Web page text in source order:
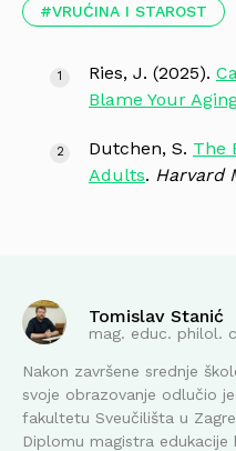
VRUĆINA I STAROST
Ries, J. (2025).
Blame Your
Dutchen, S. The
Adults. Harvard
Tomislav Stanić
mag. educ. philol.
Nakon završene srednje
svoje obrazovanje odlučio
fakultetu Sveučilišta u
Diplomu magistra edukacije